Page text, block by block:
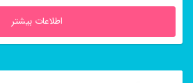
اطلاعات بیشتر